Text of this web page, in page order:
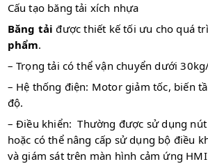
Cấu tạo băng tải xích nhựa
Băng tải được thiết kế tối ưu cho quá
phẩm.
– Trọng tải có thể vận chuyển dưới
– Hệ thống điện: Motor giảm tốc, biến
độ.
– Điều khiển: Thường được sử dụng nút
hoặc có thể nâng cấp sử dụng bộ điều
và giám sát trên màn hình cảm ứng